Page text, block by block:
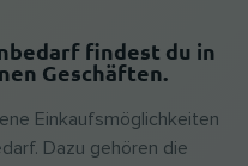
findest du in
Geschäften.
Einkaufsmöglichkeiten
Dazu gehören die